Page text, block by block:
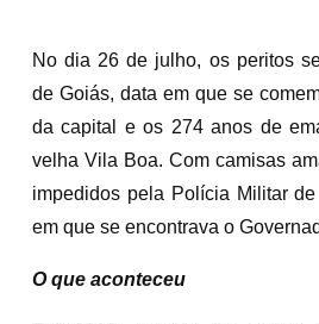
No dia 26 de julho, os peritos
de Goiás, data em que se
da capital e os 274 anos de
velha Vila Boa. Com camisas
impedidos pela Polícia Militar
em que se encontrava o
O que aconteceu